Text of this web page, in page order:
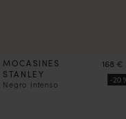
MOCASINES
STANLEY
Negro Intenso
168 €